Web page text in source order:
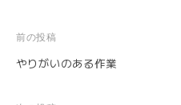
投
稿
ナ
前の投稿
やりがいのある作業